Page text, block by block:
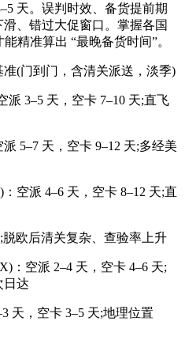
天。误判时效、备货提前期
、错过大促窗口。掌握各国
精准算出 “最晚备货时间”。
(门到门，含清关派送，淡季)
3–5 天，空卡 7–10 天;直飞
5–7 天，空卡 9–12 天;多经美
派 4–6 天，空卡 8–12 天;直
欧后清关复杂、查验率上升
空派 2–4 天，空卡 4–6 天;
日达
，空卡 3–5 天;地理位置